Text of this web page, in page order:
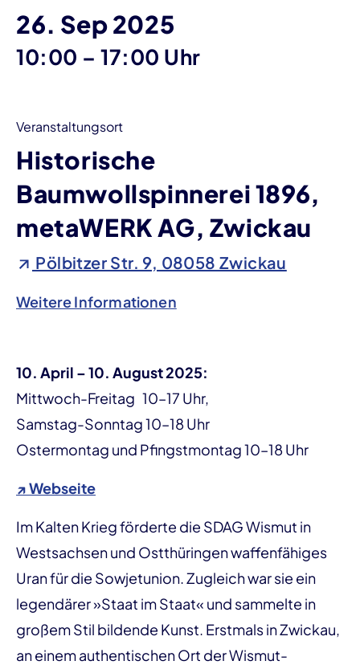
26. Sep 2025
10:00 – bis
17:00 Uhr
Veranstaltungsort
Historische
Baumwollspinnerei 1896,
metaWERK AG, Zwickau
Pölbitzer Str. 9, 08058 Zwickau
Weitere Informationen
10. April – 10. August 2025:
Mittwoch-Freitag 10–17 Uhr,
Samstag-Sonntag 10–18 Uhr
Ostermontag und Pfingstmontag 10–18 Uhr
↗ Webseite
Im Kalten Krieg förderte die SDAG Wismut in
Westsachsen und Ostthüringen waffenfähiges
Uran für die Sowjetunion. Zugleich war sie ein
legendärer »Staat im Staat« und sammelte in
großem Stil bildende Kunst. Erstmals in Zwickau,
an einem authentischen Ort der Wismut-